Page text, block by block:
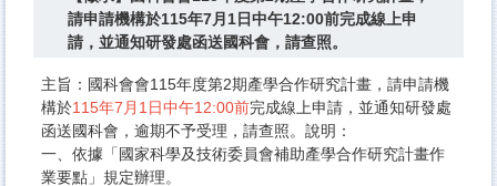
請申請機構於115年7月1日中午12:00前完成線上申
請，並通知研發處函送國科會，請查照。
主旨：​國科會會115年度第2期產學合作研究計畫，請申請機
構於115年7月1日中午12:00前完成線上申請，並通知研發處
函送國科會，逾期不予受理，請查照。說明：​
​​一、​​​依據「國家科學及技術委員會補助產學合作研究計畫作
業要點」規定辦理。